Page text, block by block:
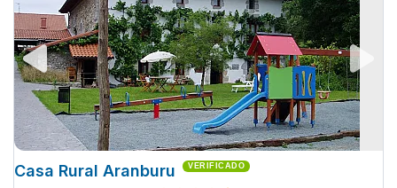
Casa Rural Aranburu VERIFICADO